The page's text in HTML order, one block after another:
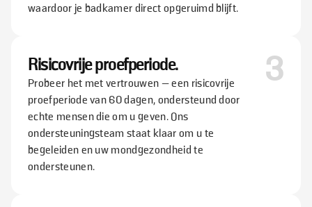
waardoor je badkamer direct opgeruimd blijft.
Risicovrije proefperiode.
Probeer het met vertrouwen — een risicovrije
proefperiode van 60 dagen, ondersteund door
echte mensen die om u geven. Ons
ondersteuningsteam staat klaar om u te
begeleiden en uw mondgezondheid te
ondersteunen.
3